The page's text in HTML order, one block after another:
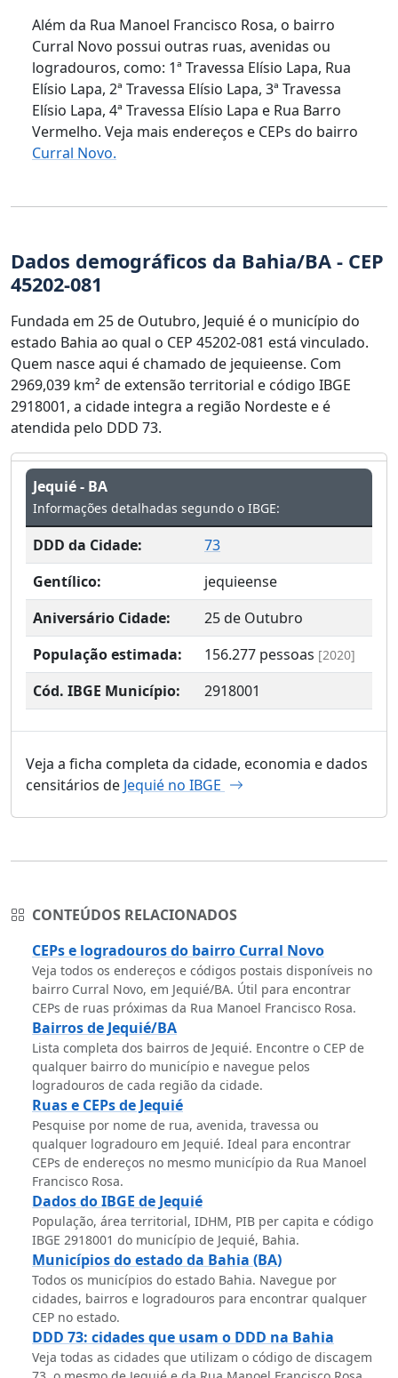
Além da Rua Manoel Francisco Rosa, o bairro
Curral Novo possui outras ruas, avenidas ou
logradouros, como: 1ª Travessa Elísio Lapa, Rua
Elísio Lapa, 2ª Travessa Elísio Lapa, 3ª Travessa
Elísio Lapa, 4ª Travessa Elísio Lapa e Rua Barro
Vermelho. Veja mais endereços e CEPs do bairro
Curral Novo.
Dados demográficos da Bahia/BA - CEP
45202-081
Fundada em 25 de Outubro, Jequié é o município do
estado Bahia ao qual o CEP 45202-081 está vinculado.
Quem nasce aqui é chamado de jequieense. Com
2969,039 km² de extensão territorial e código IBGE
2918001, a cidade integra a região Nordeste e é
atendida pelo DDD 73.
Jequié - BA
Informações detalhadas segundo o IBGE:
DDD da Cidade:
73
Gentílico:
jequieense
Aniversário Cidade:
25 de Outubro
População estimada:
156.277 pessoas [2020]
Cód. IBGE Município: 2918001
Veja a ficha completa da cidade, economia e dados
censitários de Jequié no IBGE
CONTEÚDOS RELACIONADOS
CEPs e logradouros do bairro Curral Novo
Veja todos os endereços e códigos postais disponíveis no
bairro Curral Novo, em Jequié/BA. Útil para encontrar
CEPs de ruas próximas da Rua Manoel Francisco Rosa.
Bairros de Jequié/BA
Lista completa dos bairros de Jequié. Encontre o CEP de
qualquer bairro do município e navegue pelos
logradouros de cada região da cidade.
Ruas e CEPs de Jequié
Pesquise por nome de rua, avenida, travessa ou
qualquer logradouro em Jequié. Ideal para encontrar
CEPs de endereços no mesmo município da Rua Manoel
Francisco Rosa.
Dados do IBGE de Jequié
População, área territorial, IDHM, PIB per capita e código
IBGE 2918001 do município de Jequié, Bahia.
Municípios do estado da Bahia (BA)
Todos os municípios do estado Bahia. Navegue por
cidades, bairros e logradouros para encontrar qualquer
CEP no estado.
DDD 73: cidades que usam o DDD na Bahia
Veja todas as cidades que utilizam o código de discagem